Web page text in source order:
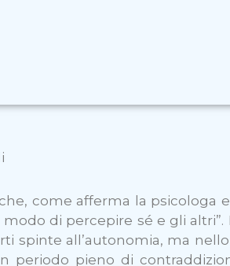
come afferma la psicologa
di percepire sé e gli
spinte all’autonomia, ma
periodo pieno di